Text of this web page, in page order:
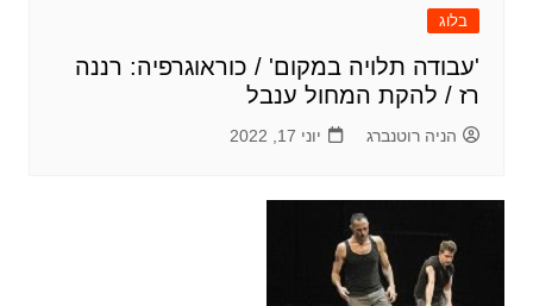
בלוג
'עבודה תלויה במקום' / כוראוגרפיה: רננה
רז / להקת המחול ענבל
הניה רוטנברג יוני 17, 2022